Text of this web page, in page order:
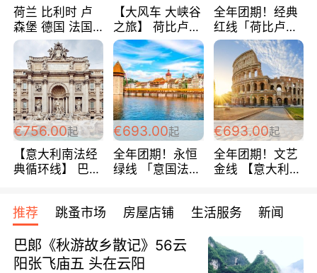
荷兰 比利时 卢
森堡 德国 法国
超爽玩遍西欧 循
环线 全程四星宾
馆 108欧/人/天
【大风车 大峡谷
之旅】 荷比卢德
法 巴黎上下 经
典五国四日游
488欧/人
全年团期！经典
红线「荷比卢德
法」七天循环 五
国 仅售99欧/人/
天！巴黎上下！
包拼房~
€756.00起
【意大利南法经
典循环线】 巴黎
宾馆 108欧/天起
全程756欧/位
€693.00起
全年团期！永恒
绿线 「意国法
欧/天起 ~包拼房
€693.00起
全年团期！文艺
金线 【意大利一
每周铁发！
推荐 跳蚤市场 房屋店铺 生活服务 新闻
巴郞《秋游故乡散记》56云
阳张飞庙五 头在云阳